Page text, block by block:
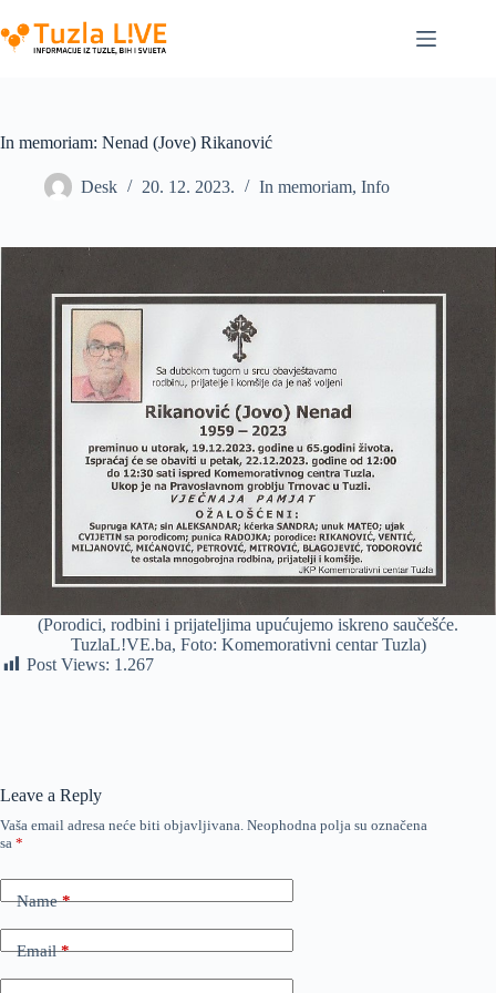
to
content
In memoriam: Nenad (Jove) Rikanović
Desk 20. 12. 2023. In memoriam, Info
(Porodici, rodbini i prijateljima upućujemo iskreno saučešće.
TuzlaL!VE.ba, Foto: Komemorativni centar Tuzla)
Post Views: 1.267
Leave a Reply
Vaša email adresa neće biti objavljivana. Neophodna polja su označena
sa *
Name*
Email*